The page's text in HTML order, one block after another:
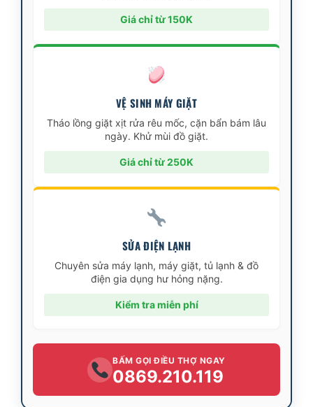
Giá chỉ từ 150K
VỆ SINH MÁY GIẶT
Tháo lồng giặt xịt rửa rêu mốc, cặn bẩn bám lâu
ngày. Khử mùi đồ giặt.
Giá chỉ từ 250K
SỬA ĐIỆN LẠNH
Chuyên sửa máy lạnh, máy giặt, tủ lạnh & đồ
điện gia dụng hư hỏng nặng.
Kiểm tra miễn phí
BẤM GỌI ĐIỀU THỢ NGAY
0869.210.119